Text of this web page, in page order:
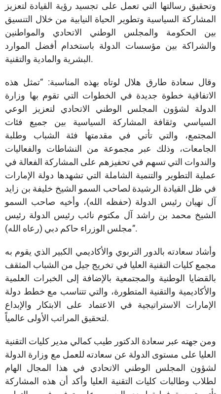
وتحقيق رسالتها التي تعمل على تجسيد رؤية القيادة لتعزيز
المشاركة السياسية وتطوير الحياة النيابية من خلال التنسيق
بين الحكومة والمجلس الوطني الاتحادي والمواطنين
والشراكة بين مؤسسات الدولة باستخدام أفضل الموارد
البشرية والمادية والتقنية.
وقال سعادة طارق هلال لوتاه بهذه المناسبة: “تمثل هذه
الاتفاقية خطوة جديدة في الخطوات التي تقوم بها وزارة
الدولة لشؤون المجلس الوطني الاتحادي لتعزيز الوعي
السياسي وثقافة المشاركة السياسية بين جميع فئات
المجتمع، والتي تأتي في مقدمتها فئة الشباب وطلبة
الجامعات، وذلك عبر مجموعة من النشاطات والفعاليات
والندوات التي تسهم في تحفيزهم على المشاركة الفعالة في
عملية التطوير والتنمية الشاملة التي تشهدها دولة الإمارات
في ظل القيادة الرشيدة لصاحب السمو الشيخ خليفة بن زايد
آل نهيان رئيس الدولة (حفظه الله)، وأخيه صاحب السمو
الشيخ محمد بن راشد آل مكتوم نائب رئيس الدولة رئيس
مجلس الوزراء حاكم دبي (رعاه الله)”.
وأشاد سعادته بالدور التربوي والأكاديمي الكبير الذي يقوم به
مجمع كليات التقنية العليا في تخريج جيل من الشباب المثقف
بالقضايا الوطنية والمجتمعية بالإضافة إلى الخبرات العلمية
والأكاديمية والتقنية المتطورة، والتي تتناسب مع خطط دولة
الإمارات الاستراتيجية في الاعتماد على الابتكار والإبداع
لتحقيق المراتب الأولى عالمياً.
ومن جهته عبر سعادة الدكتور طيب كمالي مدير كليات التقنية
العليا على مستوى الدولة عن سعادته للعمل مع وزارة الدولة
لشؤون المجلس الوطني الاتحادي في هذا المجال الهام
لطلاب وطالبات كليات التقنية العليا وأكد أن هذه المشاركة